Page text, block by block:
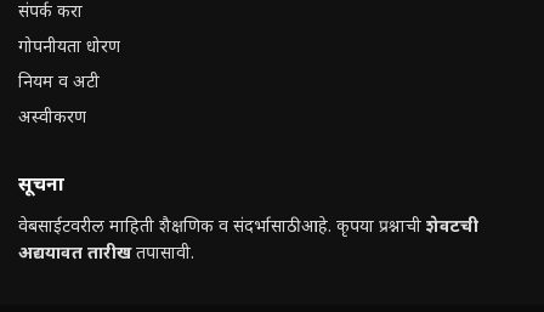
संपर्क करा
गोपनीयता धोरण
नियम व अटी
अस्वीकरण
सूचना
वेबसाईटवरील माहिती शैक्षणिक व संदर्भासाठी आहे. कृपया प्रश्नाची शेवटची
अद्ययावत तारीखतपासावी.